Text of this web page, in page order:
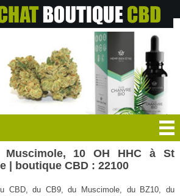
Muscimole, 10 OH HHC à St
| boutique CBD : 22100
CBD, du CB9, du Muscimole, du BZ10, du